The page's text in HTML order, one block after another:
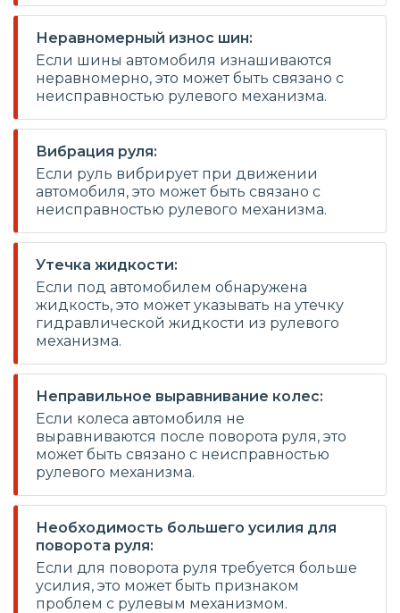
Неравномерный износ шин:
Если шины автомобиля изнашиваются
неравномерно, это может быть связано с
неисправностью рулевого механизма.
Вибрация руля:
Если руль вибрирует при движении
автомобиля, это может быть связано с
неисправностью рулевого механизма.
Утечка жидкости:
Если под автомобилем обнаружена
жидкость, это может указывать на утечку
гидравлической жидкости из рулевого
механизма.
Неправильное выравнивание колес:
Если колеса автомобиля не
выравниваются после поворота руля, это
может быть связано с неисправностью
рулевого механизма.
Необходимость большего усилия для
поворота руля:
Если для поворота руля требуется больше
усилия, это может быть признаком
проблем с рулевым механизмом.